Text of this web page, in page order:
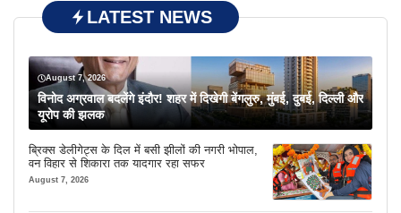
LATEST NEWS
August 7, 2026
विनोद अग्रवाल बदलेंगे इंदौर! शहर में दिखेगी बेंगलुरु, मुंबई, दुबई, दिल्ली और
यूरोप की झलक
ब्रिक्स डेलीगेट्स के दिल में बसी झीलों की नगरी भोपाल,
वन विहार से शिकारा तक यादगार रहा सफर
August 7, 2026